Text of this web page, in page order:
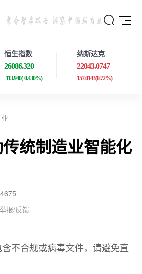
恒生指数
26086.320
-113.940(-0.430%)
纳斯达克
22043.0747
157.0143(0.72%)
统制造业智能化
4675
报/反馈
不合规或病毒文件，请避免直